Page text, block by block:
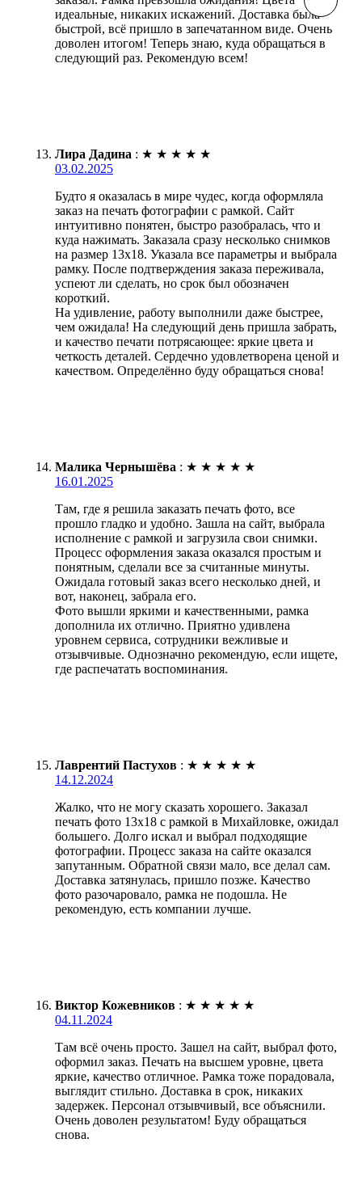
идеальные, никаких искажений. Доставка была
быстрой, всё пришло в запечатанном виде. Очень
доволен итогом! Теперь знаю, куда обращаться в
следующий раз. Рекомендую всем!
Лира Дадина : ★ ★ ★ ★ ★
03.02.2025
Будто я оказалась в мире чудес, когда оформляла
заказ на печать фотографии с рамкой. Сайт
интуитивно понятен, быстро разобралась, что и
куда нажимать. Заказала сразу несколько снимков
на размер 13х18. Указала все параметры и выбрала
рамку. После подтверждения заказа переживала,
успеют ли сделать, но срок был обозначен
короткий.
На удивление, работу выполнили даже быстрее,
чем ожидала! На следующий день пришла забрать,
и качество печати потрясающее: яркие цвета и
четкость деталей. Сердечно удовлетворена ценой и
качеством. Определённо буду обращаться снова!
Малика Чернышёва : ★ ★ ★ ★ ★
16.01.2025
Там, где я решила заказать печать фото, все
прошло гладко и удобно. Зашла на сайт, выбрала
исполнение с рамкой и загрузила свои снимки.
Процесс оформления заказа оказался простым и
понятным, сделали все за считанные минуты.
Ожидала готовый заказ всего несколько дней, и
вот, наконец, забрала его.
Фото вышли яркими и качественными, рамка
дополнила их отлично. Приятно удивлена
уровнем сервиса, сотрудники вежливые и
отзывчивые. Однозначно рекомендую, если ищете,
где распечатать воспоминания.
Лаврентий Пастухов : ★ ★ ★ ★ ★
14.12.2024
Жалко, что не могу сказать хорошего. Заказал
печать фото 13х18 с рамкой в Михайловке, ожидал
большего. Долго искал и выбрал подходящие
фотографии. Процесс заказа на сайте оказался
запутанным. Обратной связи мало, все делал сам.
Доставка затянулась, пришло позже. Качество
фото разочаровало, рамка не подошла. Не
рекомендую, есть компании лучше.
Виктор Кожевников : ★ ★ ★ ★ ★
04.11.2024
Там всё очень просто. Зашел на сайт, выбрал фото,
оформил заказ. Печать на высшем уровне, цвета
яркие, качество отличное. Рамка тоже порадовала,
выглядит стильно. Доставка в срок, никаких
задержек. Персонал отзывчивый, все объяснили.
Очень доволен результатом! Буду обращаться
снова.